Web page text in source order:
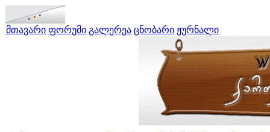
მთავარი ფორუმი გალერეა ცნობარი ჟურნალი